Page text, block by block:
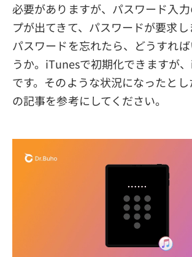
必要がありますが、パスワード入
プが出てきて、パスワードが要求し
パスワードを忘れたら、どうすれ
うか。iTunesで初期化できますが
です。そのような状況になったとし
の記事を参考にしてください。